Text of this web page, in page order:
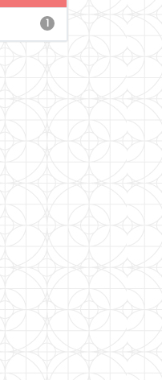
1